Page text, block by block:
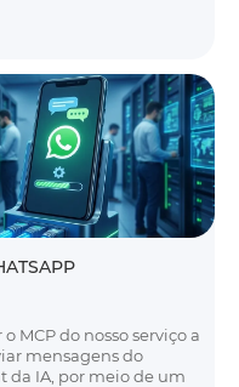
MCP do nosso serviço a
mensagens do
IA, por meio de um